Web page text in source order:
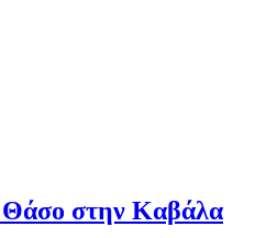
Θάσο στην Καβάλα